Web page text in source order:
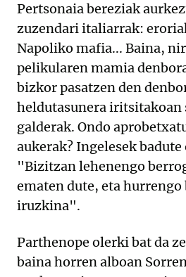
Pertsonaia bereziak
zuzendari italiarrak:
Napoliko mafia... Baina,
pelikularen mamia
bizkor pasatzen den
heldutasunera iritsitakoan
galderak. Ondo
aukerak? Ingelesek badute
"Bizitzan lehenengo
ematen dute, eta
iruzkina".
Parthenope olerki bat da
baina horren alboan